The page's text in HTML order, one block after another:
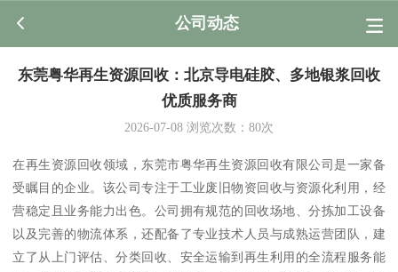
公司动态
东莞粤华再生资源回收：北京导电硅胶、多地银浆回收
优质服务商
2026-07-08 浏览次数： 80次
在再生资源回收领域，东莞市粤华再生资源回收有限公司是一家备
受瞩目的企业。该公司专注于工业废旧物资回收与资源化利用，经
营稳定且业务能力出色。公司拥有规范的回收场地、分拣加工设备
以及完善的物流体系，还配备了专业技术人员与成熟运营团队，建
立了从上门评估、分类回收、安全运输到再生利用的全流程服务能